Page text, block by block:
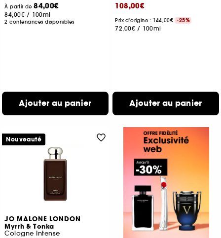
À partir de84,00€
84,00€ / 100ml
2 contenances disponibles
Ajouter au panier
108,00€
Prix d'origine : 144,00€ -25%
72,00€ / 100ml
Ajouter au panier
JO MALONE LONDON
Myrrh & Tonka
Cologne Intense
Nouveauté